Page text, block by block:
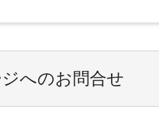
へのお問合せ